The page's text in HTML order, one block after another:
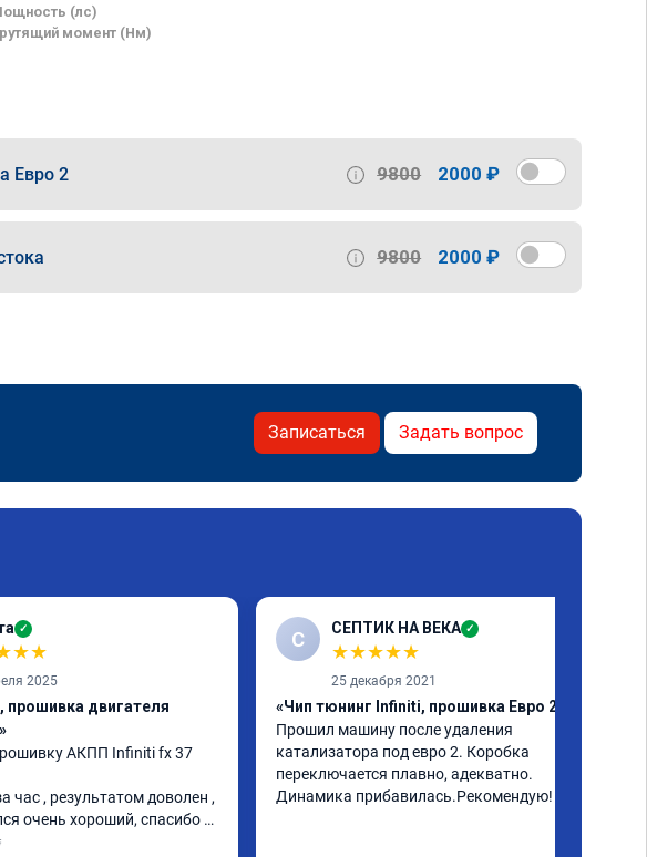
(лс)
момент (Нм)
Евро 2 9800 2000 ₽
9800 2000 ₽
Записаться Задать вопрос
✓
★★
2025
прошивка двигателя
АКПП Infiniti fx 37
час , результатом доволен ,
очень хороший, спасибо
С СЕПТИК НА ВЕКА ✓
★★★★★
25 декабря 2021
«Чип тюнинг Infiniti, прошивка Евро 2»
Прошил машину после удаления
катализатора под евро 2. Коробка
переключается плавно, адекватно.
Динамика прибавилась.Рекомендую!